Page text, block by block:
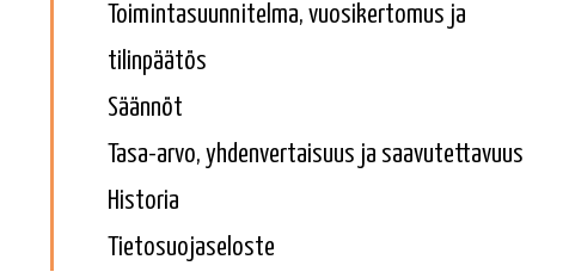
Toimintasuunnitelma, vuosikertomus ja
tilinpäätös
Säännöt
Tasa-arvo, yhdenvertaisuus ja saavutettavuus
Historia
Tietosuojaseloste